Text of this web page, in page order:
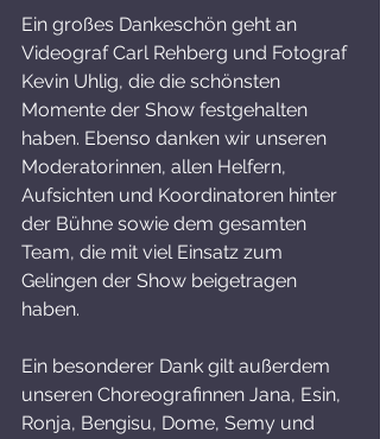
Ein großes Dankeschön geht an
Videograf Carl Rehberg und Fotograf
Kevin Uhlig, die die schönsten
Momente der Show festgehalten
haben. Ebenso danken wir unseren
Moderatorinnen, allen Helfern,
Aufsichten und Koordinatoren hinter
der Bühne sowie dem gesamten
Team, die mit viel Einsatz zum
Gelingen der Show beigetragen
haben.
Ein besonderer Dank gilt außerdem
unseren Choreografinnen Jana, Esin,
Ronja, Bengisu, Dome, Semy und